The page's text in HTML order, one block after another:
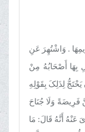
. وَاشْتُهِرَ عَنِ
بِهَا أَصْحَابُهُ مِنْ
لِذَلِکَ بِقَوْلِهِ
فَرِیضَةً وَلَا جُنَاحَ
أَنَّهُ قَالَ: مَا